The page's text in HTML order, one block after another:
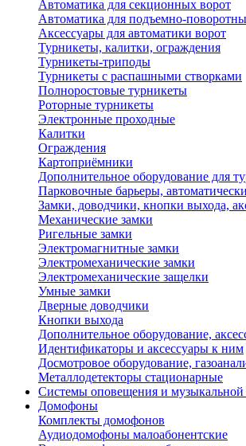
Автоматика для секционных ворот
Автоматика для подъемно-
Аксессуары для автоматики ворот
Турникеты, калитки, ограждения
Турникеты-триподы
Турникеты с распашными створками
Полноростовые турникеты
Роторные турникеты
Электронные проходные
Калитки
Ограждения
Картоприёмники
Дополнительное оборудование для
Парковочные барьеры,
Замки, доводчики, кнопки выхода,
Механические замки
Ригельные замки
Электромагнитные замки
Электромеханические замки
Электромеханические защелки
Умные замки
Дверные доводчики
Кнопки выхода
Дополнительное оборудование,
Идентификаторы и аксессуары к ним
Досмотровое оборудование,
Металлодетекторы стационарные
Системы оповещения и музыкальной
Домофоны
Комплекты домофонов
Аудиодомофоны малоабонентские